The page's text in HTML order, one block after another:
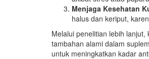
Menjaga Kesehatan
halus dan keriput,
Melalui penelitian lebih
tambahan alami dalam
untuk meningkatkan kadar